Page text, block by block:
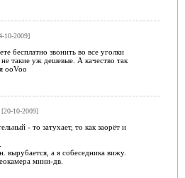
10-2009]
бесплатно звонить во все уголки
такие уж дешевые. А качество так
ooVoo
10-2009]
- то затухает, то как заорёт и
вырубается, а я собеседника вижу.
мини-дв.